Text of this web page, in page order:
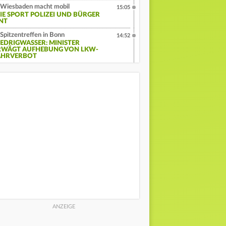
Wiesbaden macht mobil
SPORT POLIZEI UND BÜRGER
15:05
Spitzentreffen in Bonn
MINISTER
AUFHEBUNG VON LKW-
14:52